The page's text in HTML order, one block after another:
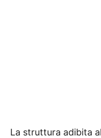
La struttura adibita